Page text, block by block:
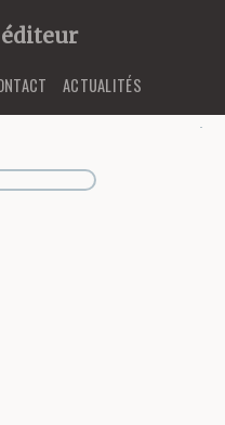
éditeur
ACTUALITÉS